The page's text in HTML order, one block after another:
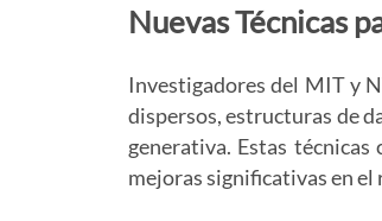
Nuevas Técnicas
Investigadores del MIT y
dispersos, estructuras de
generativa. Estas
mejoras significativas en